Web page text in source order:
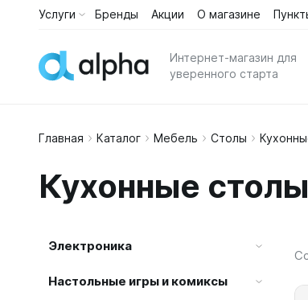
Услуги Бренды Акции О магазине
Интернет-магазин для
уверенного старта
Главная Каталог Мебель Столы
Кухонные столы
Электроника
Настольные игры и комиксы